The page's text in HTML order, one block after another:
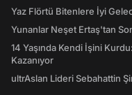
Yaz Flörtü Bitenlere İyi
Yunanlar Neşet Ertaş'tan
14 Yaşında Kendi İşini
Kazanıyor
ultrAslan Lideri Sebahattin